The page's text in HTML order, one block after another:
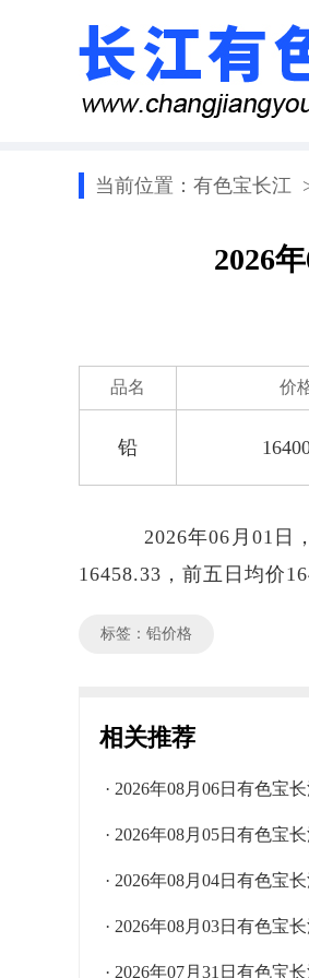
当前位置： 有色宝长江
2026
品名 价
铅
2026年06月01日
16458.33，前五日均价
标签：铅价格
相关推荐
· 2026年08月06日有色宝
· 2026年08月05日有色宝
· 2026年08月04日有色宝
· 2026年08月03日有色宝
· 2026年07月31日有色宝